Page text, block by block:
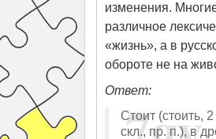
изменения.
различное
«жизнь», а в
обороте не на
Ответ:
Стоит (стоить,
скл., пр. п.), в